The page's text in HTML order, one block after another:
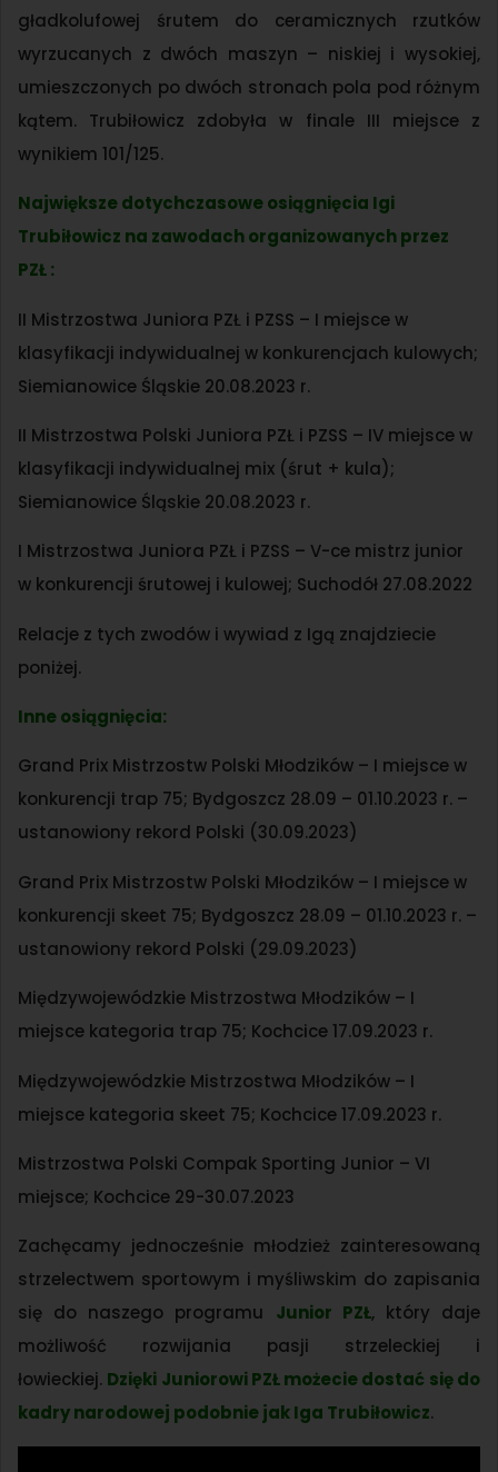
gładkolufowej śrutem do ceramicznych rzutków
wyrzucanych z dwóch maszyn – niskiej i wysokiej,
umieszczonych po dwóch stronach pola pod różnym
kątem. Trubiłowicz zdobyła w finale III miejsce z
wynikiem 101/125.
Największe dotychczasowe osiągnięcia Igi
Trubiłowicz na zawodach organizowanych przez
PZŁ :
II Mistrzostwa Juniora PZŁ i PZSS – I miejsce w
klasyfikacji indywidualnej w konkurencjach kulowych;
Siemianowice Śląskie 20.08.2023 r.
II Mistrzostwa Polski Juniora PZŁ i PZSS – IV miejsce w
klasyfikacji indywidualnej mix (śrut + kula);
Siemianowice Śląskie 20.08.2023 r.
I Mistrzostwa Juniora PZŁ i PZSS – V-ce mistrz junior
w konkurencji śrutowej i kulowej; Suchodół 27.08.2022
Relacje z tych zwodów i wywiad z Igą znajdziecie
poniżej.
Inne osiągnięcia:
Grand Prix Mistrzostw Polski Młodzików – I miejsce w
konkurencji trap 75; Bydgoszcz 28.09 – 01.10.2023 r. –
ustanowiony rekord Polski (30.09.2023)
Grand Prix Mistrzostw Polski Młodzików – I miejsce w
konkurencji skeet 75; Bydgoszcz 28.09 – 01.10.2023 r. –
ustanowiony rekord Polski (29.09.2023)
Międzywojewódzkie Mistrzostwa Młodzików – I
miejsce kategoria trap 75; Kochcice 17.09.2023 r.
Międzywojewódzkie Mistrzostwa Młodzików – I
miejsce kategoria skeet 75; Kochcice 17.09.2023 r.
Mistrzostwa Polski Compak Sporting Junior – VI
miejsce; Kochcice 29-30.07.2023
Zachęcamy jednocześnie młodzież zainteresowaną
strzelectwem sportowym i myśliwskim do zapisania
się do naszego programu Junior PZŁ, który daje
możliwość rozwijania pasji strzeleckiej i
łowieckiej. Dzięki Juniorowi PZŁ możecie dostać się do
kadry narodowej podobnie jak Iga Trubiłowicz.